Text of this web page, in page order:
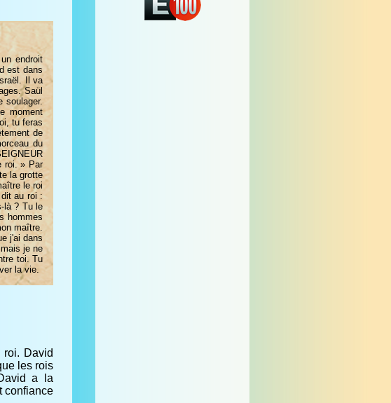
endroit
est dans
Il va
Saül
soulager.
moment
tu feras
de
du
roi. » Par
la grotte
le roi
au roi :
là ? Tu le
hommes
maître.
j'ai dans
je ne
toi. Tu
la vie.
David
les rois
a la
confiance